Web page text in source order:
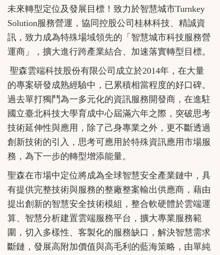
未來轉型定位及發展目標！致力於智慧城市Turnkey
Solution服務營運，協同控股公司桂林科技、精誠資
訊，致力成為特殊場域領先的「智慧城市科技服務營
運商」，擴大進行跨產業結合、加速落實轉型目標。
聖森雲端科技股份有限公司成立於2014年，在大量
的專案研發成熟經驗中，已累積相當程度的好口碑。
過去單打獨鬥為一多元化的資訊服務開發商，在進駐
國立臺北科技大學育成中心屆滿六年之際，突破思考
技術延伸性與應用，除了己身專業之外，更不斷透過
創新技術的引入，思考可應用於特殊資訊應用市場服
務，為下一步的轉型增添能量。
聖森在市場中定位將成為全球智慧安全產業鏈中，具
有提供完整技術與服務的整廠整案輸出供應商，藉由
提出創新的智慧安全技術模組，整合軟硬體於雲端運
算、智慧分析建置雲端服務平台，擴大專業服務範
圍，切入多樣性、客製化的服務缺口，解決智慧需求
斷鏈，發展高附加價值與高毛利的藍海策略，由單純